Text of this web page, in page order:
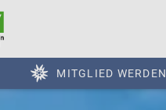
MITGLIED WERDEN